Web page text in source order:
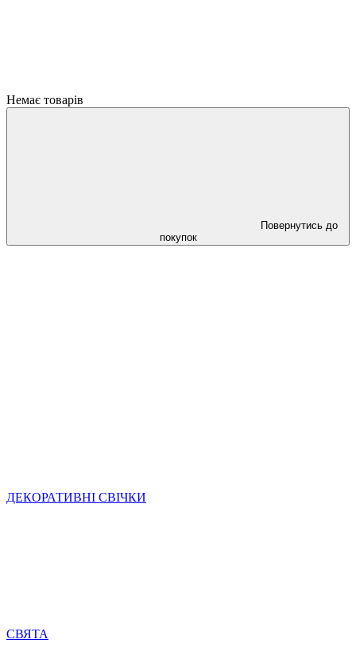
Немає товарів
Повернутись до
покупок
ДЕКОРАТИВНІ СВІЧКИ
СВЯТА